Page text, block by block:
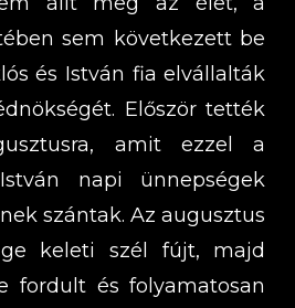
sem következett be
és István fia elvállalták
Először tették
amit ezzel a
napi ünnepségek
szántak. Az augusztus
keleti szél fújt, majd
fordult és folyamatosan